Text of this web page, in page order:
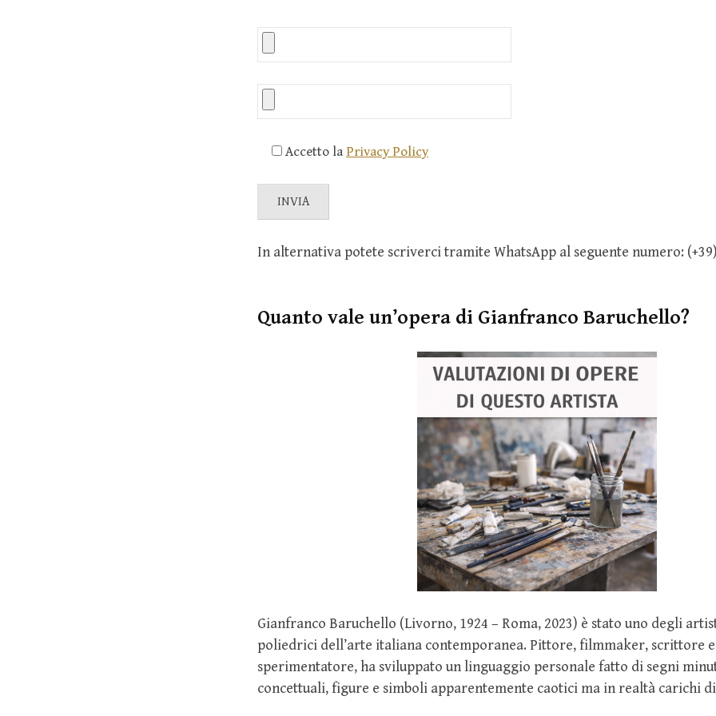
Accetto la Privacy Policy
In alternativa potete scriverci tramite WhatsApp al seguente numero:
Quanto vale un’opera di Gianfranco Baruchello?
Gianfranco Baruchello (Livorno, 1924 – Roma, 2023) è stato uno degli
poliedrici dell’arte italiana contemporanea. Pittore, filmmaker, scrittore e
sperimentatore, ha sviluppato un linguaggio personale fatto di segni
concettuali, figure e simboli apparentemente caotici ma in realtà carichi